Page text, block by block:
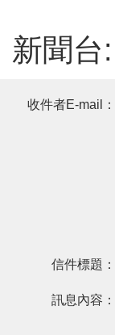
新聞台:
收件者E-mail：
信件標題：
訊息內容：